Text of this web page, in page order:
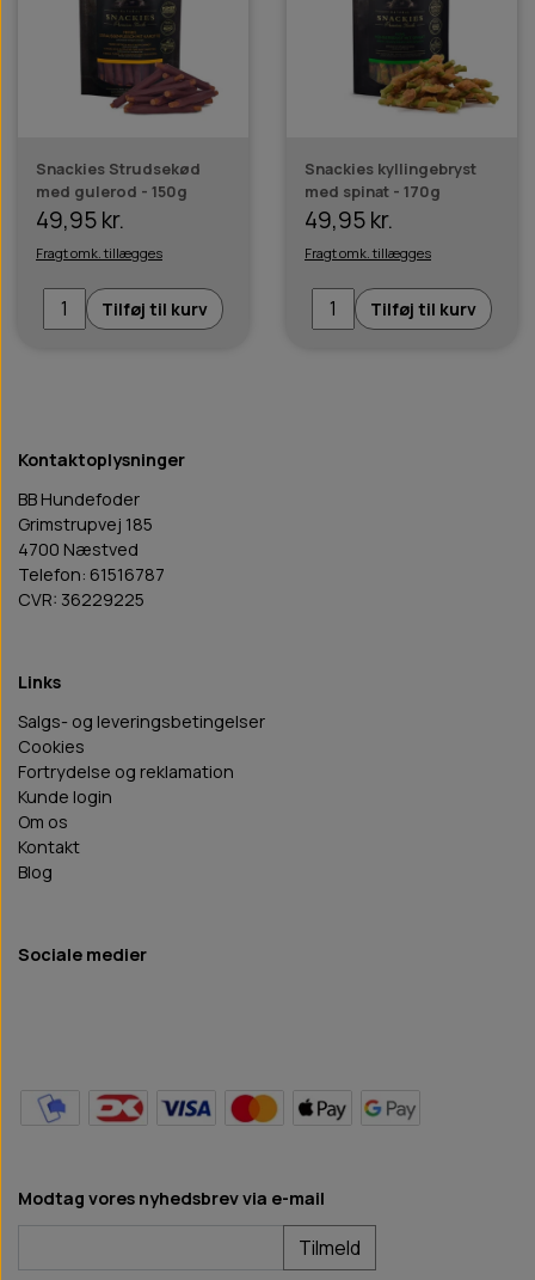
Snackies Strudsekød
med gulerod - 150g
49,95 kr.
Fragt omk. tillægges
Tilføj til kurv
Snackies kyllingebryst
med spinat - 170g
49,95 kr.
Fragt omk. tillægges
Tilføj til kurv
Kontaktoplysninger
BB Hundefoder
Grimstrupvej 185
4700 Næstved
Telefon: 61516787
CVR: 36229225
Links
Salgs- og leveringsbetingelser
Cookies
Fortrydelse og reklamation
Kunde login
Om os
Kontakt
Blog
Sociale medier
Modtag vores nyhedsbrev via e-mail
Tilmeld